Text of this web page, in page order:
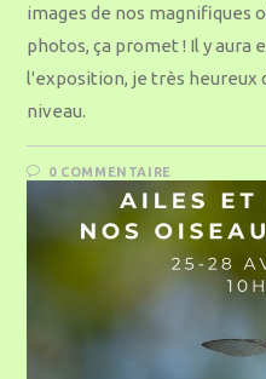
images de nos magnifiques
photos, ça promet ! Il y aura
l'exposition, je très heureux
niveau.
0 COMMENTAIRE